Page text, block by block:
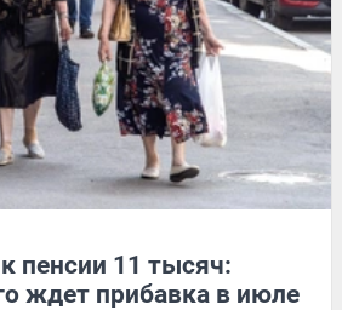
пенсии 11 тысяч:
ждет прибавка в июле